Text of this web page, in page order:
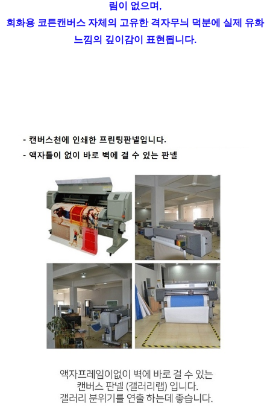
림이 없으며,
회화용 코튼캔버스 자체의 고유한 격자무늬 덕분에 실제 유화
느낌의 깊이감이 표현됩니다.